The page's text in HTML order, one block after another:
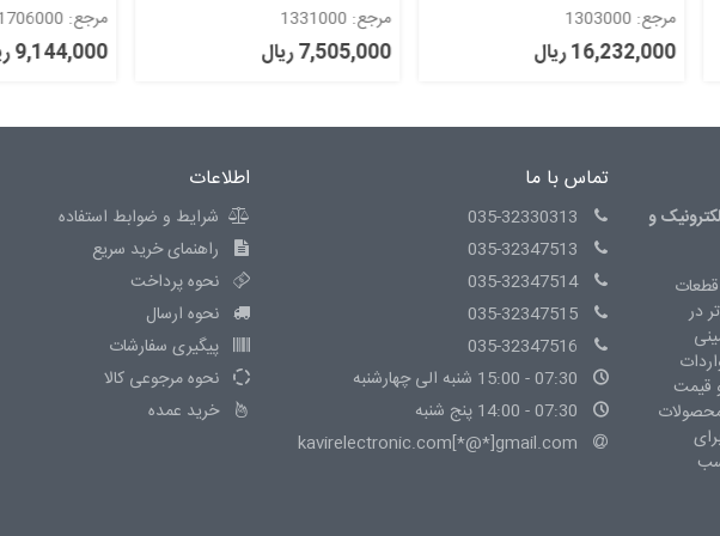
مرجع: 1303000
16,232,000 ریال
مرجع: 1331000
7,505,000 ریال
مرجع: 1706000
9,144,000 ریال
و
واردات قطعات
در
قیمت
تماس با ما
035-32330313
035-32347513
035-32347514
035-32347515
035-32347516
07:30 - 15:00 شنبه الی چهارشنبه
07:30 - 14:00 پنج شنبه
kavirelectronic.com[*@*]gmail.com
اطلاعات
شرایط و ضوابط استفاده
راهنمای خرید سریع
نحوه پرداخت
نحوه ارسال
پیگیری سفارشات
نحوه مرجوعی کالا
خرید عمده